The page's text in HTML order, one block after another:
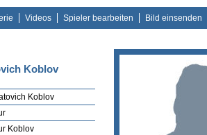
Videos Spieler bearbeiten Bild einsenden
Koblov
Koblov
Koblov